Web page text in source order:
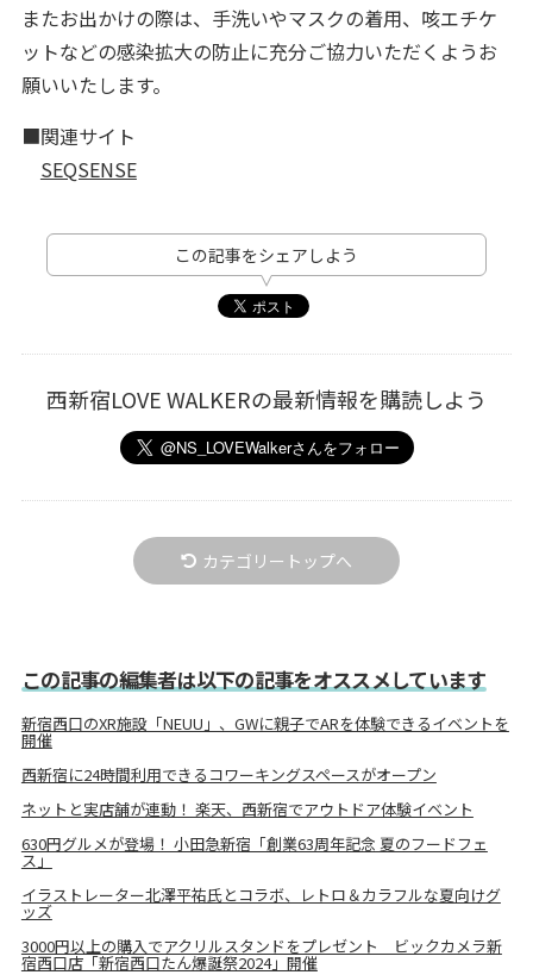
またお出かけの際は、手洗いやマスクの着用、咳エチケ
ットなどの感染拡大の防止に充分ご協力いただくようお
願いいたします。
■関連サイト
SEQSENSE
この記事をシェアしよう
西新宿LOVE WALKERの最新情報を購読しよう
カテゴリートップへ
この記事の編集者は以下の記事をオススメしています
新宿西口のXR施設「NEUU」、GWに親子でARを体験できるイベントを
開催
西新宿に24時間利用できるコワーキングスペースがオープン
ネットと実店舗が連動！ 楽天、西新宿でアウトドア体験イベント
630円グルメが登場！ 小田急新宿「創業63周年記念 夏のフードフェ
ス」
イラストレーター北澤平祐氏とコラボ、レトロ＆カラフルな夏向けグ
ッズ
3000円以上の購入でアクリルスタンドをプレゼント ビックカメラ新
宿西口店「新宿西口たん爆誕祭2024」開催